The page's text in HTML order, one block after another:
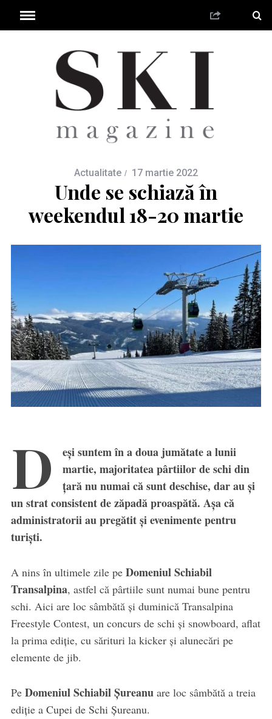
Actualitate 17 martie 2022
Unde se schiază în
weekendul 18-20 martie
D
eși suntem în a doua jumătate a lunii
martie, majoritatea pârtiilor de schi din
țară nu numai că sunt deschise, dar au și
un strat consistent de zăpadă proaspătă. Așa că
administratorii au pregătit și evenimente pentru
turiști.
A nins în ultimele zile pe Domeniul Schiabil
Transalpina, astfel că pârtiile sunt numai bune pentru
schi. Aici are loc sâmbătă și duminică Transalpina
Freestyle Contest, un concurs de schi și snowboard, aflat
la prima ediție, cu sărituri la kicker și alunecări pe
elemente de jib.
Pe Domeniul Schiabil Șureanuare loc sâmbătă a treia
ediție a Cupei de Schi Șureanu.